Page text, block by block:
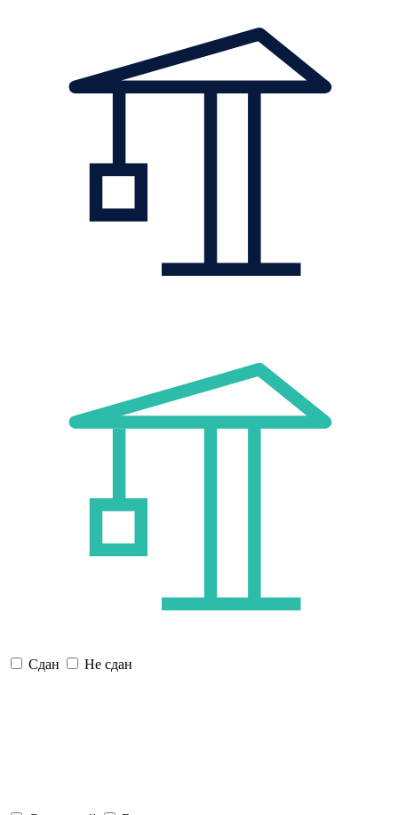
Сдан Не сдан